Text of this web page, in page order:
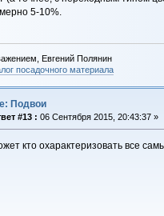
5-10%.
Евгений Полянин
посадочного материала
Подвои
#13 : 06 Сентября 2015, 20:43:37 »
кто охарактеризовать все